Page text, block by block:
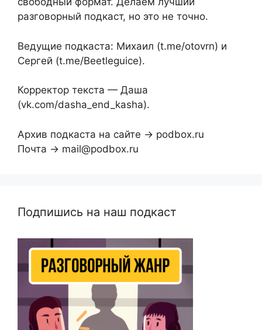
разговорный подкаст, но это не точно.
Ведущие подкаста: Михаил (t.me/otovrn) и
Сергей (t.me/Beetleguice).
Корректор текста — Даша
(vk.com/dasha_end_kasha).
Архив подкаста на сайте → podbox.ru
Почта → mail@podbox.ru
Подпишись на наш подкаст